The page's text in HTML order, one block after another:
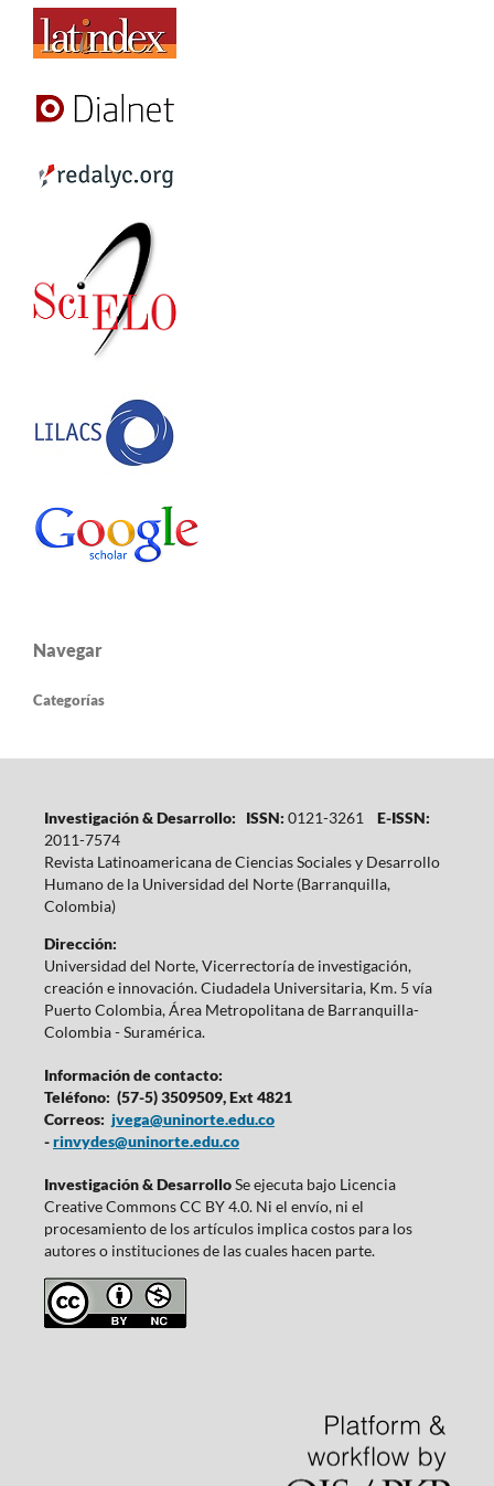
Navegar
Categorías
Investigación & Desarrollo: ISSN: 0121-3261E-ISSN:
2011-7574
Revista Latinoamericana de Ciencias Sociales y Desarrollo
Humano de la Universidad del Norte (Barranquilla,
Colombia)
Dirección:
Universidad del Norte, Vicerrectoría de investigación,
creación e innovación. Ciudadela Universitaria, Km. 5 vía
Puerto Colombia, Área Metropolitana de Barranquilla-
Colombia - Suramérica.
Información de contacto:
Teléfono: (57-5) 3509509, Ext 4821
Correos: jvega@uninorte.edu.co
-rinvydes@uninorte.edu.co
Investigación & DesarrolloSe ejecuta bajo Licencia
Creative Commons CC BY 4.0. Ni el envío, ni el
procesamiento de los artículos implica costos para los
autores o instituciones de las cuales hacen parte.